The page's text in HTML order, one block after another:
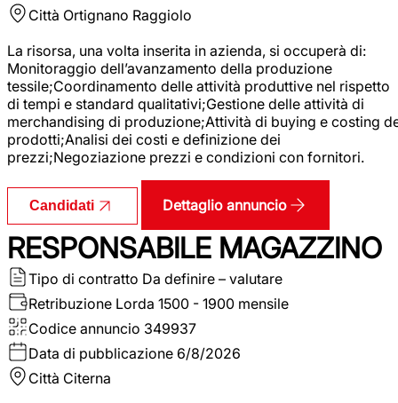
Città Ortignano Raggiolo
La risorsa, una volta inserita in azienda, si occuperà di:
Monitoraggio dell’avanzamento della produzione
tessile;Coordinamento delle attività produttive nel rispetto
di tempi e standard qualitativi;Gestione delle attività di
merchandising di produzione;Attività di buying e costing
prodotti;Analisi dei costi e definizione dei
prezzi;Negoziazione prezzi e condizioni con fornitori.
Candidati Dettaglio annuncio
RESPONSABILE MAGAZZINO
Tipo di contratto Da definire – valutare
Retribuzione Lorda 1500 - 1900 mensile
Codice annuncio 349937
Data di pubblicazione 6/8/2026
Città Citerna